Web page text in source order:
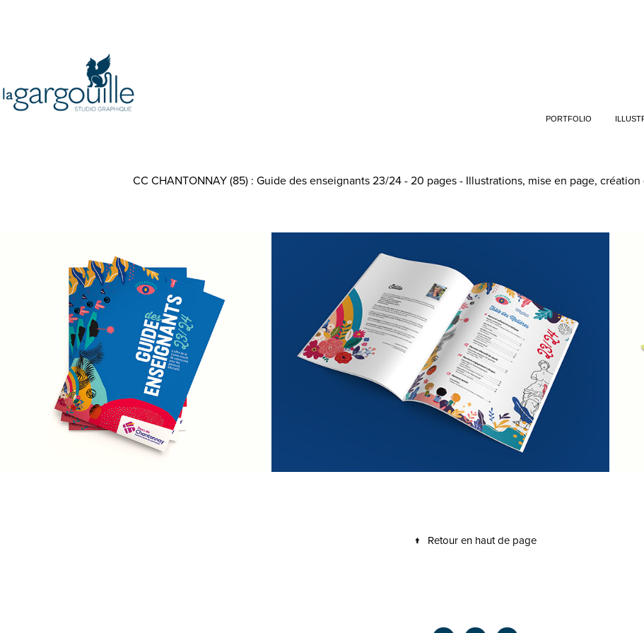
PORTFOLIO
CC CHANTONNAY (85) : Guide des enseignants 23/24 - 20 pages - Illustrations, mise en page,
↑ Retour en haut de page